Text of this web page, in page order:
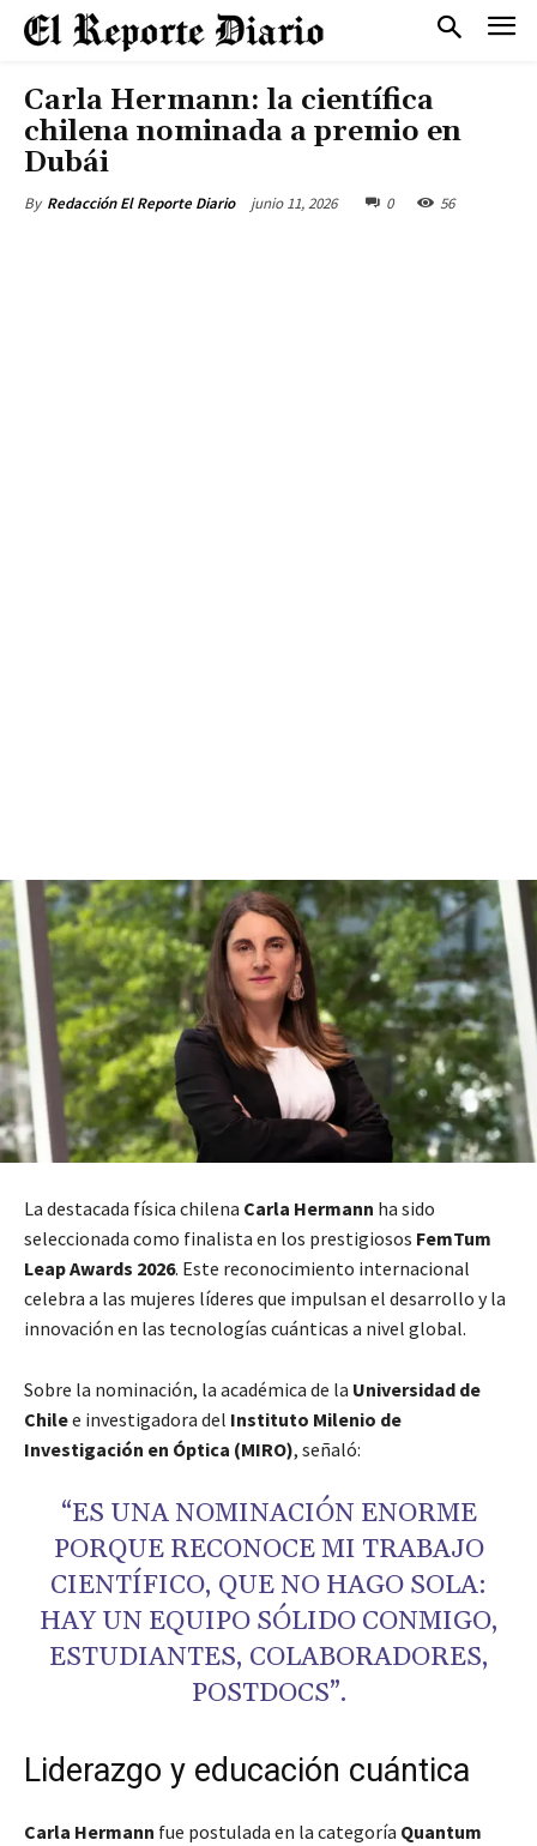
Carla Hermann: la científica
chilena nominada a premio en
Dubái
By Redacción El Reporte Diario junio 11, 2026 0 56
La destacada física chilena Carla Hermann ha sido
seleccionada como finalista en los prestigiosos FemTum
Leap Awards 2026. Este reconocimiento internacional
celebra a las mujeres líderes que impulsan el desarrollo y la
innovación en las tecnologías cuánticas a nivel global.
Sobre la nominación, la académica de la Universidad de
Chilee investigadora del Instituto Milenio de
Investigación en Óptica (MIRO), señaló:
“ES UNA NOMINACIÓN ENORME
PORQUE RECONOCE MI TRABAJO
CIENTÍFICO, QUE NO HAGO SOLA:
HAY UN EQUIPO SÓLIDO CONMIGO,
ESTUDIANTES, COLABORADORES,
POSTDOCS”.
Liderazgo y educación cuántica
Carla Hermann fue postulada en la categoría Quantum